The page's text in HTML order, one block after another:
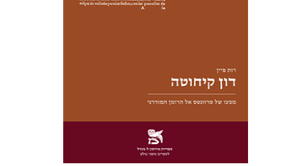
הנחת אתר ספר מודפס
$31
$28